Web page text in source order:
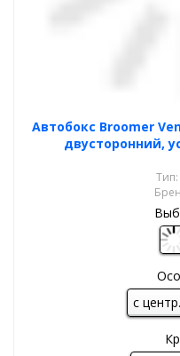
Автобокс Broomer
двусторонний,
Тип:
с